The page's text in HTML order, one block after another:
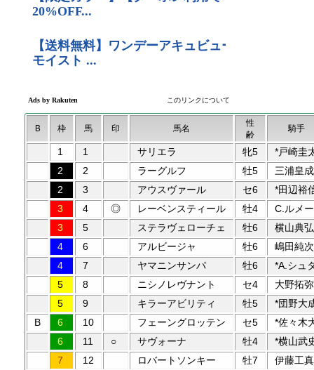
B 枠 馬 印 馬名
性
齢
騎手
1 1 サリエラ 牝5
*戸崎圭
2
2 ラーグルフ 牡5
三浦皇成
2
3 アウスヴァール セ6
*田辺裕
3
4 ◎ レーベンスティール 牡4
C.ルメー
3
5 ステラヴェローチェ 牡6
横山典弘
4
6 アルビージャ 牡6
嶋田純次
4
7 ヤマニンサンパ 牡6
*A.シュ
5
8 ニシノレヴナント セ4
大野拓弥
5
9 キラーアビリティ 牡5
*団野大
B
6 10 フェーングロッテン セ5
*佐々木
6
11 ○ サヴォーナ 牡4
*横山武
7
12 ロバートソンキー 牡7
伊藤工真